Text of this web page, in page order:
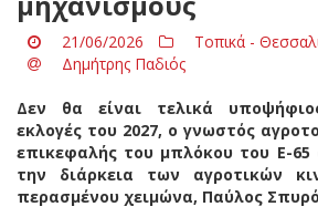
21/06/2026
Τοπικά -
Δημήτρης Παδιός
Δεν θα είναι τελικά
εκλογές του 2027, ο γνωστός
επικεφαλής του μπλόκου του Ε-
την διάρκεια των αγροτικών
περασμένου χειμώνα, Παύλος